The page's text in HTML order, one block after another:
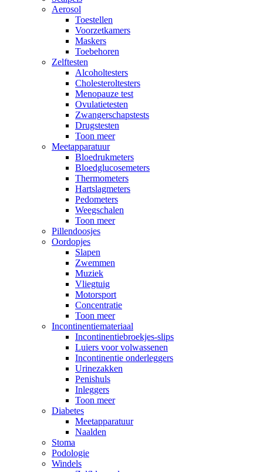
Aerosol
Toestellen
Voorzetkamers
Maskers
Toebehoren
Zelftesten
Alcoholtesters
Cholesteroltesters
Menopauze test
Ovulatietesten
Zwangerschapstests
Drugstesten
Toon meer
Meetapparatuur
Bloedrukmeters
Bloedglucosemeters
Thermometers
Hartslagmeters
Pedometers
Weegschalen
Toon meer
Pillendoosjes
Oordopjes
Slapen
Zwemmen
Muziek
Vliegtuig
Motorsport
Concentratie
Toon meer
Incontinentiemateriaal
Incontinentiebroekjes-slips
Luiers voor volwassenen
Incontinentie onderleggers
Urinezakken
Penishuls
Inleggers
Toon meer
Diabetes
Meetapparatuur
Naalden
Stoma
Podologie
Windels